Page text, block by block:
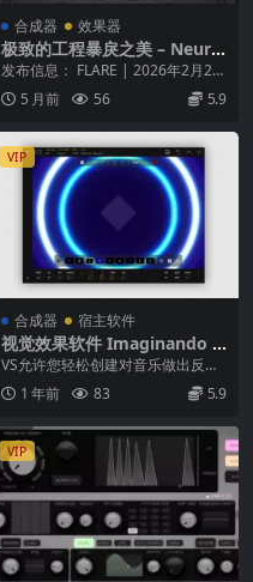
合成器 效果器
极致的工程暴戾之美 – Neural
DSP Fortin Nameless Suite
X v1.0.1 FiXED [U2B]
发布信息： FLARE | 2026年2月28
日 平台： macOS (Univ...
5 月前 56 5.9
VIP
合成器 宿主软件
视觉效果软件 Imaginando V
S v1.8.1 WiN MAC
VS允许您轻松创建对音乐做出反应
的视觉效果 用一个迷人的视觉效果
世界将您的音乐带...
1 年前 83 5.9
VIP